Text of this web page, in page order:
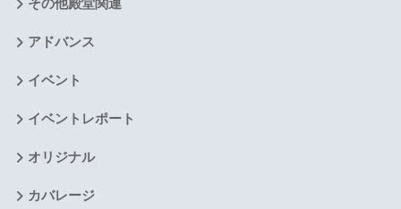
その他殿堂関連
アドバンス
イベント
イベントレポート
オリジナル
カバレージ